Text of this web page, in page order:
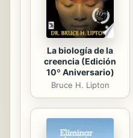
de cada
didáctica,
La biología de la
creencia (Edición
10º Aniversario)
Bruce H. Lipton